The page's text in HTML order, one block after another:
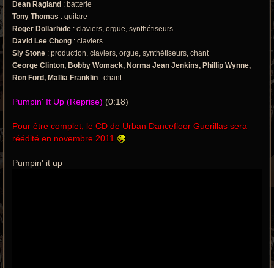
Dean Ragland : batterie
Tony Thomas : guitare
Roger Dollarhide : claviers, orgue, synthétiseurs
David Lee Chong : claviers
Sly Stone : production, claviers, orgue, synthétiseurs, chant
George Clinton, Bobby Womack, Norma Jean Jenkins, Phillip Wynne,
Ron Ford, Mallia Franklin : chant
Pumpin' It Up (Reprise) (0:18)
Pour être complet, le CD de Urban Dancefloor Guerillas sera
réédité en novembre 2011
Pumpin' it up